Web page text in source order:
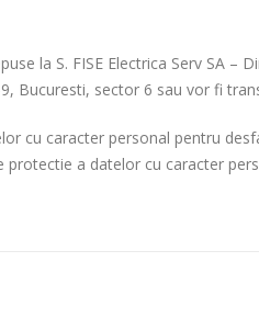
la S. FISE Electrica Serv SA
Bucuresti, sector 6 sau vor fi
cu caracter personal pentru
protectie a datelor cu caracter